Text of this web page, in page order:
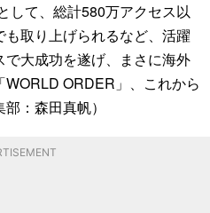
して、総計580万アクセス以
取り上げられるなど、活躍
大成功を遂げ、まさに海外
ORDER」、これから
：森田真帆）